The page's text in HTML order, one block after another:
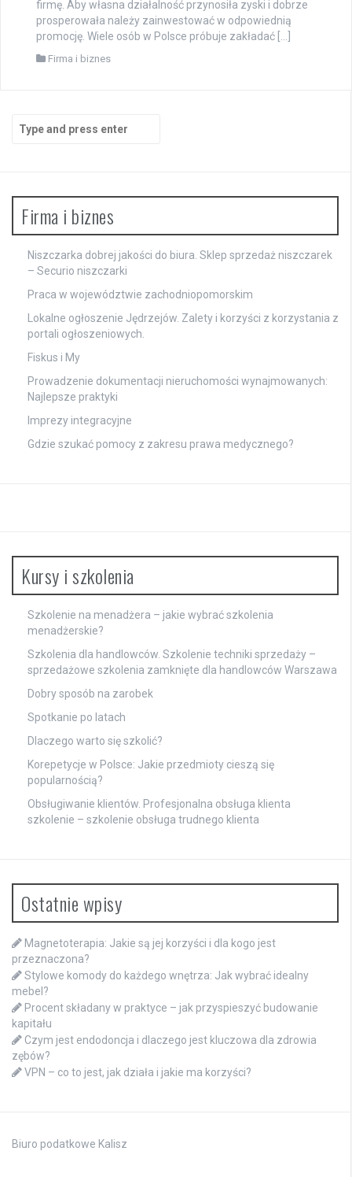
firmę. Aby własna działalność przynosiła zyski i dobrze
prosperowała należy zainwestować w odpowiednią
promocję. Wiele osób w Polsce próbuje zakładać […]
Firma i biznes
for:
Firma i biznes
Niszczarka dobrej jakości do biura. Sklep sprzedaż niszczarek
– Securio niszczarki
Praca w województwie zachodniopomorskim
Lokalne ogłoszenie Jędrzejów. Zalety i korzyści z korzystania z
portali ogłoszeniowych.
Fiskus i My
Prowadzenie dokumentacji nieruchomości wynajmowanych:
Najlepsze praktyki
Imprezy integracyjne
Gdzie szukać pomocy z zakresu prawa medycznego?
Kursy i szkolenia
Szkolenie na menadżera – jakie wybrać szkolenia
menadżerskie?
Szkolenia dla handlowców. Szkolenie techniki sprzedaży –
sprzedażowe szkolenia zamknięte dla handlowców Warszawa
Dobry sposób na zarobek
Spotkanie po latach
Dlaczego warto się szkolić?
Korepetycje w Polsce: Jakie przedmioty cieszą się
popularnością?
Obsługiwanie klientów. Profesjonalna obsługa klienta
szkolenie – szkolenie obsługa trudnego klienta
Ostatnie wpisy
Magnetoterapia: Jakie są jej korzyści i dla kogo jest
przeznaczona?
Stylowe komody do każdego wnętrza: Jak wybrać idealny
mebel?
Procent składany w praktyce – jak przyspieszyć budowanie
kapitału
Czym jest endodoncja i dlaczego jest kluczowa dla zdrowia
zębów?
VPN – co to jest, jak działa i jakie ma korzyści?
Biuro podatkowe Kalisz